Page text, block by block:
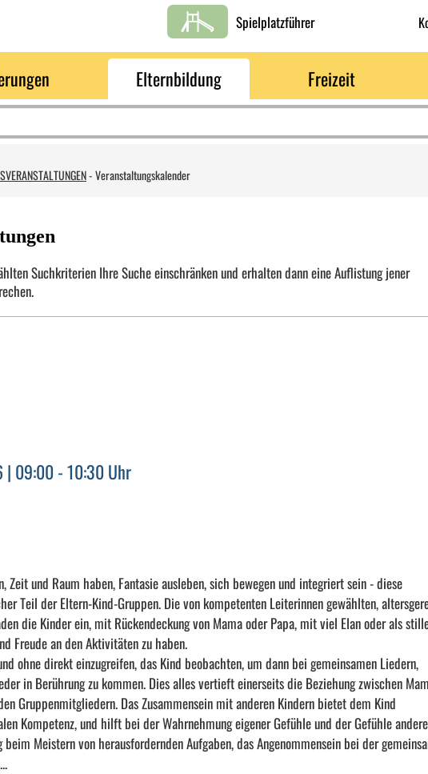
Spielplatzführer
Elternbildung Freizeit
-Veranstaltungskalender
Suchkriterien Ihre Suche einschränken und erhalten dann eine Auflistung jener
| 09:00 - 10:30 Uhr
Zeit und Raum haben, Fantasie ausleben, sich bewegen und integriert sein - diese
Teil der Eltern-Kind-Gruppen. Die von kompetenten Leiterinnen gewählten,
die Kinder ein, mit Rückendeckung von Mama oder Papa, mit viel Elan oder als
Freude an den Aktivitäten zu haben.
ohne direkt einzugreifen, das Kind beobachten, um dann bei gemeinsamen Liedern,
in Berührung zu kommen. Dies alles vertieft einerseits die Beziehung zwischen
Gruppenmitgliedern. Das Zusammensein mit anderen Kindern bietet dem Kind
Kompetenz, und hilft bei der Wahrnehmung eigener Gefühle und der Gefühle
Meistern von herausfordernden Aufgaben, das Angenommensein bei der